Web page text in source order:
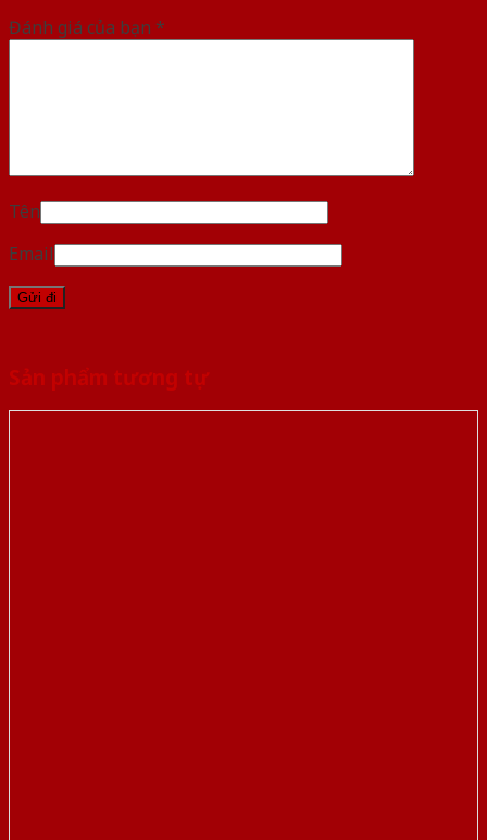
Đánh giá của bạn *
Tên
Email
Sản phẩm tương tự